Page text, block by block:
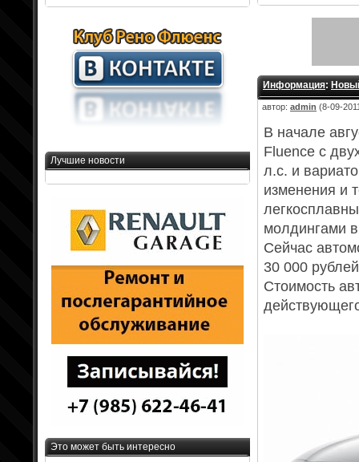
Информация:
автор: admin (8-09-
В начале
Fluence с
л.с. и
изменения и
молдингами в
Сейчас
30 000
Стоимость
Лучшие новости
Это может быть интересно